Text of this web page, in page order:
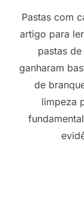
Pastas com
artigo para
pastas
ganharam
de
limpeza